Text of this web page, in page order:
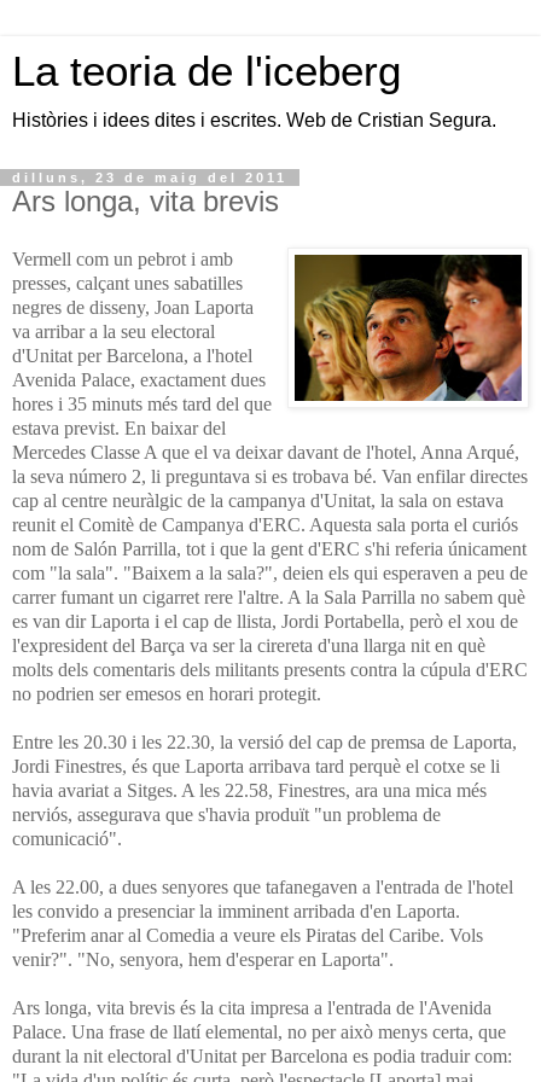
La teoria de l'iceberg
Històries i idees dites i escrites. Web de Cristian Segura.
dilluns, 23 de maig del 2011
Ars longa, vita brevis
Vermell com un pebrot i amb
presses, calçant unes sabatilles
negres de disseny, Joan Laporta
va arribar a la seu electoral
d'Unitat per Barcelona, a l'hotel
Avenida Palace, exactament dues
hores i 35 minuts més tard del que
estava previst. En baixar del
Mercedes Classe A que el va deixar davant de l'hotel, Anna Arqué,
la seva número 2, li preguntava si es trobava bé. Van enfilar directes
cap al centre neuràlgic de la campanya d'Unitat, la sala on estava
reunit el Comitè de Campanya d'ERC. Aquesta sala porta el curiós
nom de Salón Parrilla, tot i que la gent d'ERC s'hi referia únicament
com "la sala". "Baixem a la sala?", deien els qui esperaven a peu de
carrer fumant un cigarret rere l'altre. A la Sala Parrilla no sabem què
es van dir Laporta i el cap de llista, Jordi Portabella, però el xou de
l'expresident del Barça va ser la cirereta d'una llarga nit en què
molts dels comentaris dels militants presents contra la cúpula d'ERC
no podrien ser emesos en horari protegit.
Entre les 20.30 i les 22.30, la versió del cap de premsa de Laporta,
Jordi Finestres, és que Laporta arribava tard perquè el cotxe se li
havia avariat a Sitges. A les 22.58, Finestres, ara una mica més
nerviós, assegurava que s'havia produït "un problema de
comunicació".
A les 22.00, a dues senyores que tafanegaven a l'entrada de l'hotel
les convido a presenciar la imminent arribada d'en Laporta.
"Preferim anar al Comedia a veure els Piratas del Caribe. Vols
venir?". "No, senyora, hem d'esperar en Laporta".
Ars longa, vita brevis és la cita impresa a l'entrada de l'Avenida
Palace. Una frase de llatí elemental, no per això menys certa, que
durant la nit electoral d'Unitat per Barcelona es podia traduir com: